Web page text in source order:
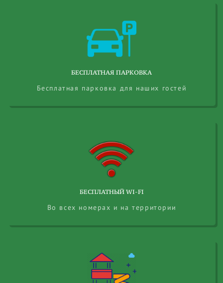
БЕСПЛАТНАЯ ПАРКОВКА
Бесплатная парковка для наших гостей
БЕСПЛАТНЫЙ WI-FI
Во всех номерах и на территории